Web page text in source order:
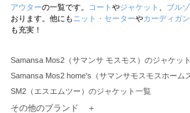
アウターの一覧です。 コート やジャケット ブル
おります。他にも ニット・セーターやカーディガン
も充実！
Samansa Mos2（サマンサ モスモス）のジャケッ
Samansa Mos2 home's（サマンサモスモスホーム
SM2（エスエムツー）のジャケット一覧
TSUHARU by Samansa Mos2（ツハルバイサマン
その他のブランド ＋